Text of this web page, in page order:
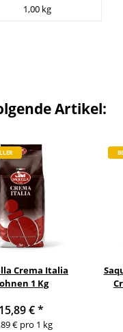
1,00 kg
Artikel:
Crema Italia
1 Kg
15,89 €*
€ pro 1 kg